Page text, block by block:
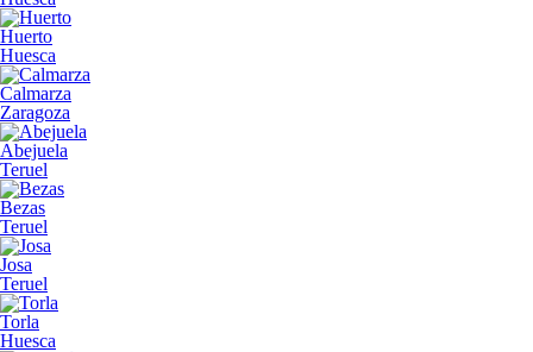
Huerto
Huesca
Calmarza
Zaragoza
Abejuela
Teruel
Bezas
Teruel
Josa
Teruel
Torla
Huesca